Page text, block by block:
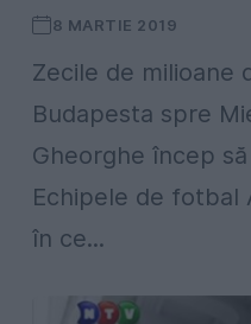
8 MARTIE 2019
Zecile de milioane
Budapesta spre
Gheorghe încep
Echipele de fotbal
în ce...